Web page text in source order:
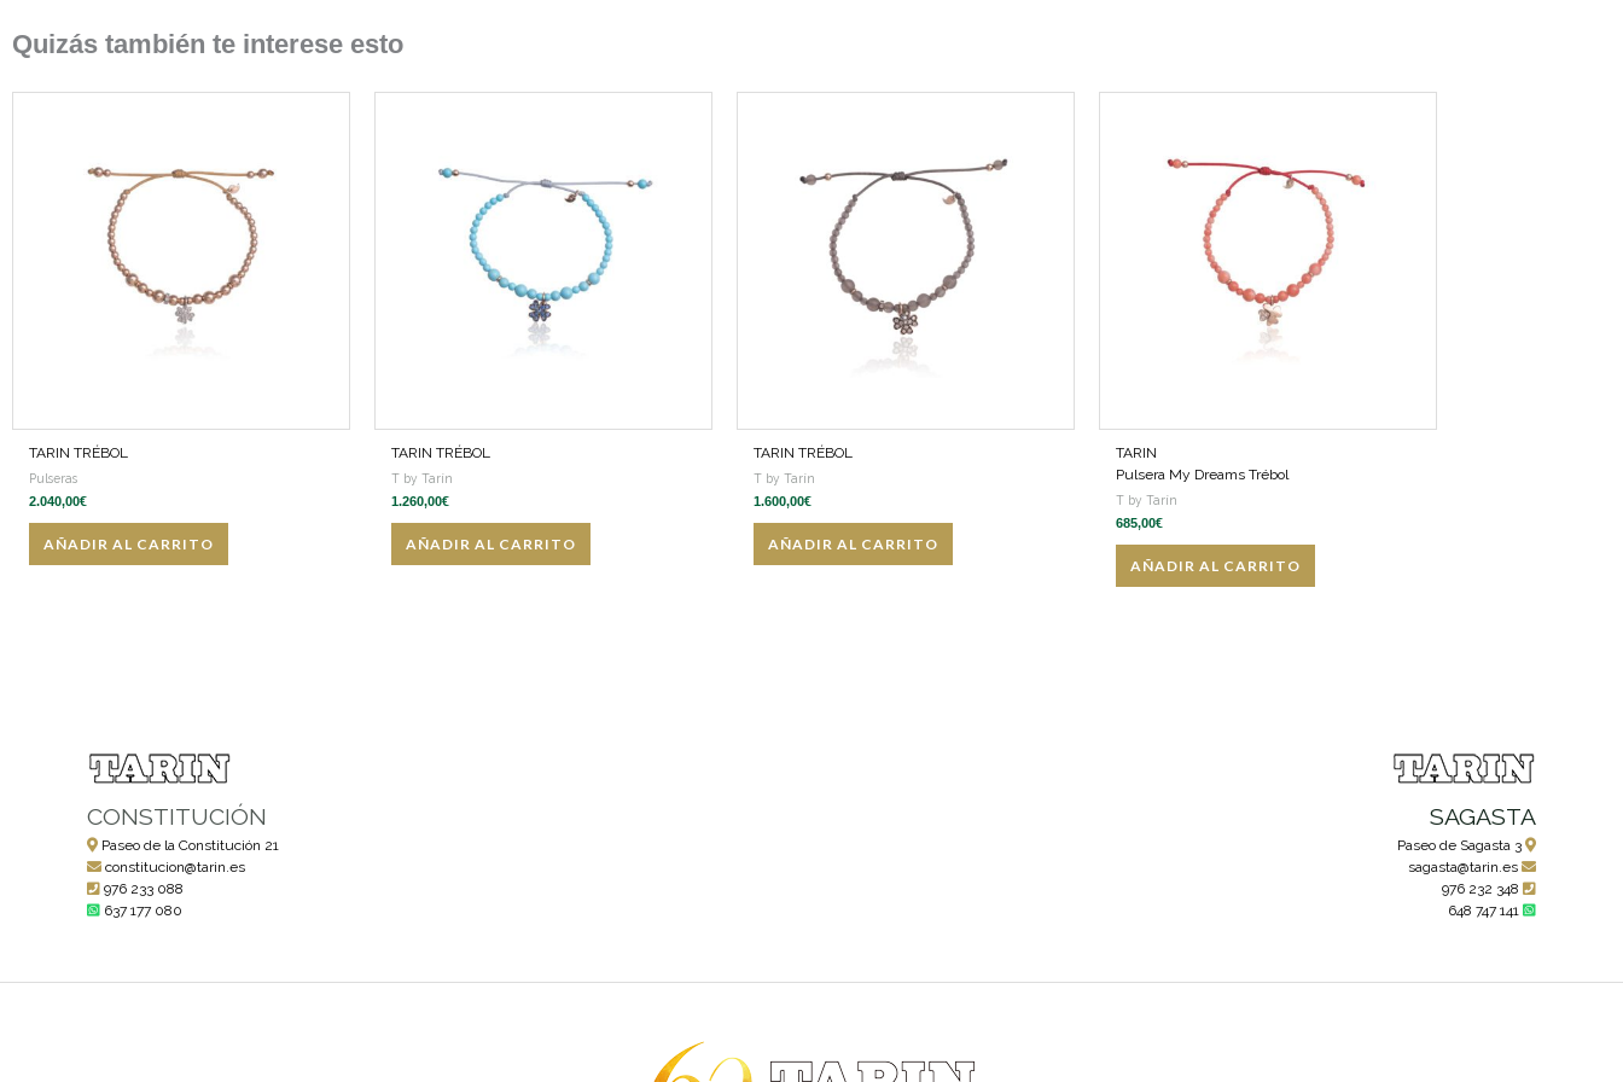
Quizás también te interese esto
TARIN TRÉBOL
Pulseras
2.040,00€
AÑADIR AL CARRITO
TARIN TRÉBOL
T by Tarín
1.260,00€
AÑADIR AL CARRITO
TARIN TRÉBOL
T by Tarín
1.600,00€
AÑADIR AL CARRITO
TARIN
Pulsera My Dreams Trébol
T by Tarín
685,00€
AÑADIR AL CARRITO
CONSTITUCIÓN
Paseo de la Constitución 21
constitucion@tarin.es
976 233 088
637 177 080
SAGASTA
Paseo de Sagasta 3
sagasta@tarin.es
976 232 348
648 747 141